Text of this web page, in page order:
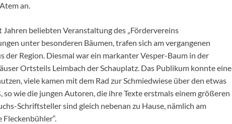
an.
beliebten Veranstaltung des „Fördervereins
unter besonderen Bäumen, trafen sich am vergangenen
der Region. Diesmal war ein markanter Vesper-Baum in der
Ortsteils Leimbach der Schauplatz. Das Publikum konnte eine
viele kamen mit dem Rad zur Schmiedwiese über den etwas
so wie die jungen Autoren, die ihre Texte erstmals einem größeren
Schriftsteller sind gleich nebenan zu Hause, nämlich am